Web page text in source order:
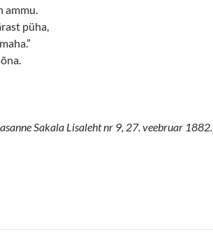
ammu.
püha,
Sakala Lisaleht nr 9, 27. veebruar 1882.